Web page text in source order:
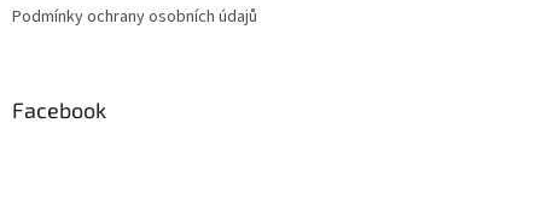
Podmínky ochrany osobních údajů
Facebook